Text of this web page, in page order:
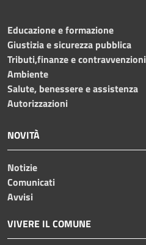
Educazione e formazione
Giustizia e sicurezza pubblica
Tributi,finanze e contravvenzioni
Ambiente
Salute, benessere e assistenza
Autorizzazioni
NOVITÀ
Notizie
Comunicati
Avvisi
VIVERE IL COMUNE